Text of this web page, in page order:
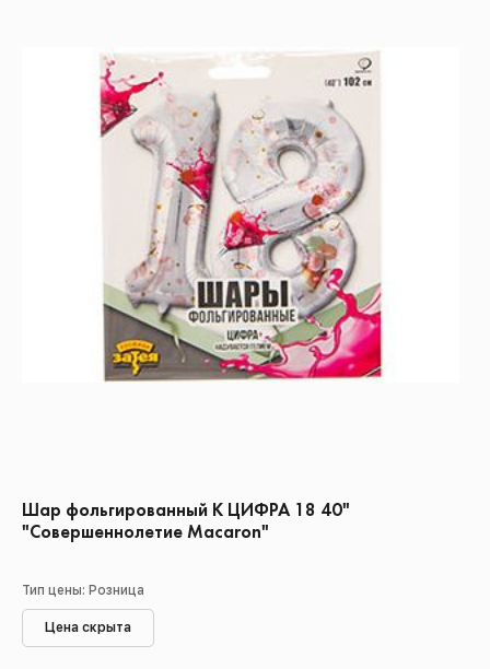
Шар фольгированный К ЦИФРА 18 40"
"Совершеннолетие Macaron"
Тип цены: Розница
Цена скрыта